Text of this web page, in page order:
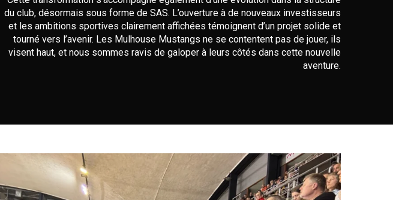
du club, désormais sous forme de SAS. L’ouverture à de nouveaux investisseurs
et les ambitions sportives clairement affichées témoignent d’un projet solide et
tourné vers l’avenir. Les Mulhouse Mustangs ne se contentent pas de jouer, ils
visent haut, et nous sommes ravis de galoper à leurs côtés dans cette nouvelle
aventure.